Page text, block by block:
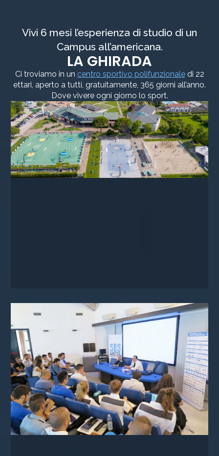
Vivi 6 mesi l’esperienza di studio di un
Campus all’americana.
LA GHIRADA
Ci troviamo in un centro sportivo polifunzionaledi 22
ettari, aperto a tutti, gratuitamente, 365 giorni all’anno.
Dove vivere ogni giorno lo sport.